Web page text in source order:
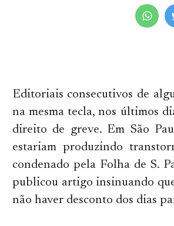
Editoriais consecutivos de
na mesma tecla, nos últimos
direito de greve. Em São
estariam produzindo
condenado pela Folha de S.
publicou artigo insinuando
não haver desconto dos dias